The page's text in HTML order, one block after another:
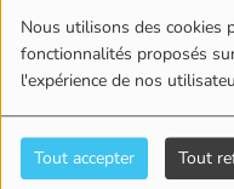
Nous utilisons des cookies
fonctionnalités proposés
l'expérience de nos
Tout accepter Tout